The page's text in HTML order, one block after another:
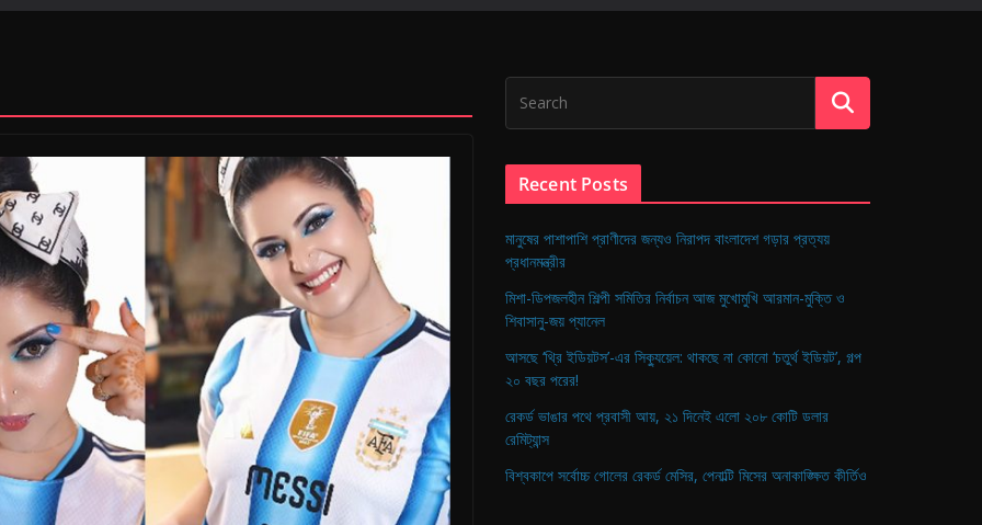
Recent Posts
মানুষের পাশাপাশি প্রাণীদের জন্যও নিরাপদ বাংলাদেশ গড়ার প্রত্যয়
প্রধানমন্ত্রীর
মিশা-ডিপজলহীন শিল্পী সমিতির নির্বাচন আজ মুখোমুখি আরমান-মুক্তি ও
শিবাসানু-জয় প্যানেল
আসছে ‘থ্রি ইডিয়টস’-এর সিক্যুয়েল: থাকছে না কোনো ‘চতুর্থ ইডিয়ট’, গল্প
২০ বছর পরের!
রেকর্ড ভাঙার পথে প্রবাসী আয়, ২১ দিনেই এলো ২০৮ কোটি ডলার
রেমিট্যান্স
বিশ্বকাপে সর্বোচ্চ গোলের রেকর্ড মেসির, পেনাল্টি মিসের অনাকাঙ্ক্ষিত কীর্তিও